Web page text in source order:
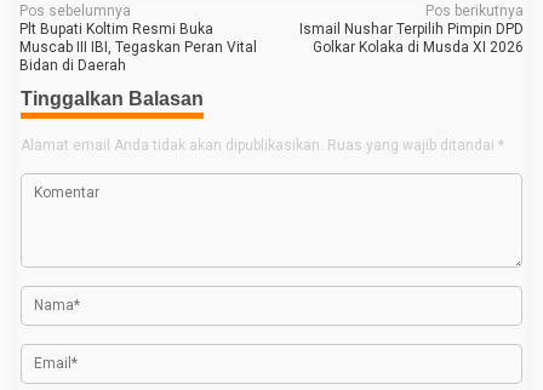
N
a
v
i
g
a
p
o
s
Pos sebelumnya
Plt Bupati Koltim Resmi Buka
Muscab III IBI, Tegaskan Peran Vital
Bidan di Daerah
Pos berikutnya
Ismail Nushar Terpilih Pimpin DPD
Golkar Kolaka di Musda XI 2026
Tinggalkan Balasan
Alamat email Anda tidak akan dipublikasikan. Ruas yang wajib ditandai *